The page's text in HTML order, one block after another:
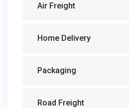
Air Freight
Home Delivery
Packaging
Road Freight